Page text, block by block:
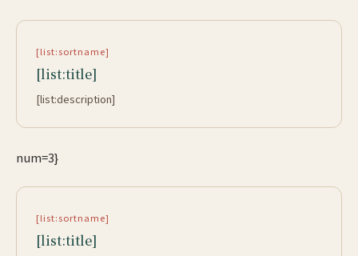
[list:sortname]
[list:title]
[list:description]
num=3}
[list:sortname]
[list:title]